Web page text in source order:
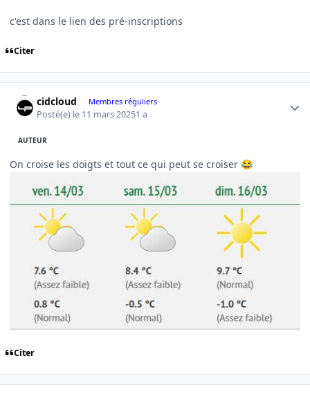
c'est dans le lien des pré-inscriptions
Citer
cidcloud Membres réguliers
Posté(e) le 11 mars 20251 a
AUTEUR
On croise les doigts et tout ce qui peut se croiser 😂
Citer